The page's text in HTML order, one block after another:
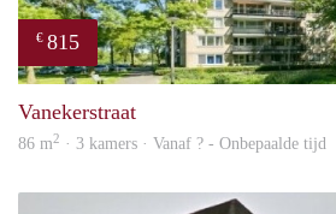
€ 815
Vanekerstraat
86 m2 · 3 kamers · Vanaf ? - Onbepaalde tijd